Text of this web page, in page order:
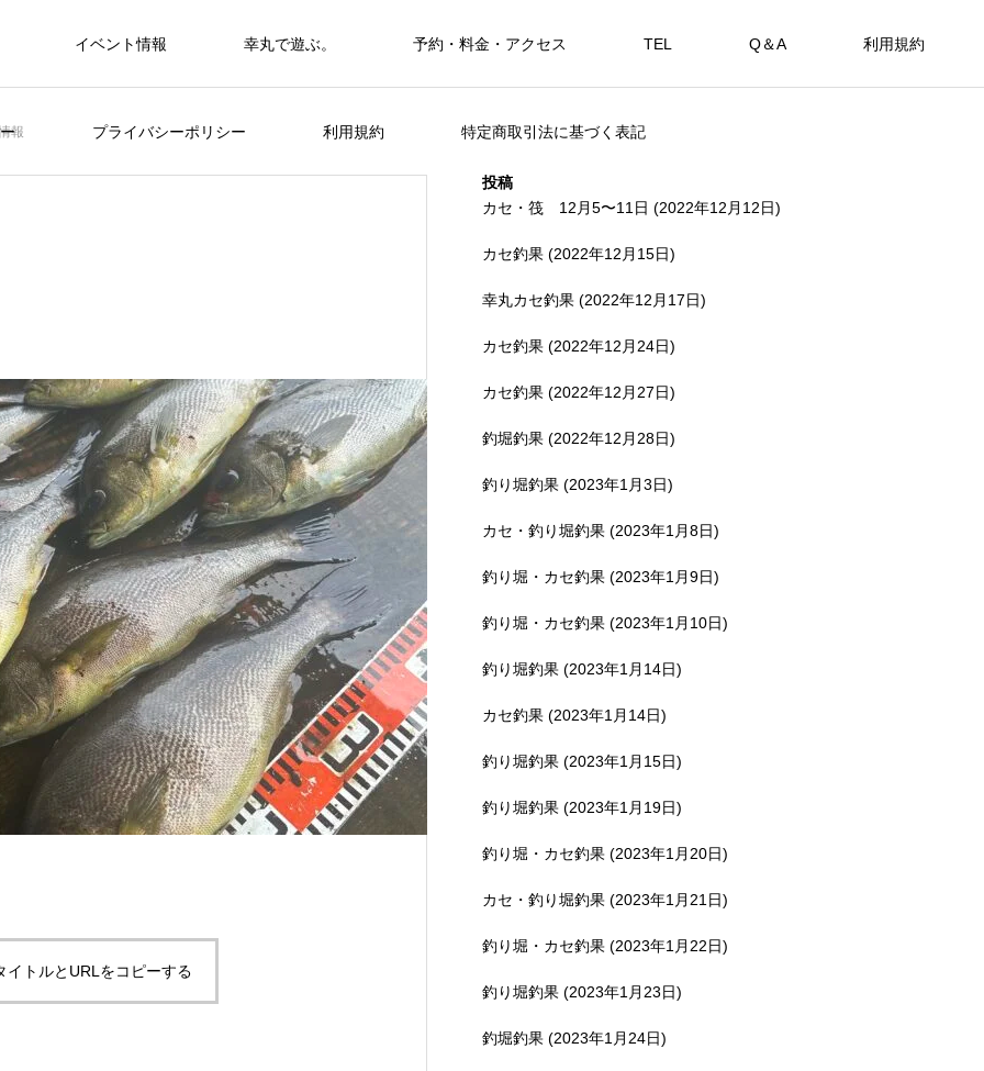
イベント情報 幸丸で遊ぶ。 予約・料金・アクセス TEL Q＆A 利用規約
プライバシーポリシー 利用規約 特定商取引法に基づく表記
筏・カセ
山に囲まれた浦ノ内湾 大自然の中釣り
に没頭できます。
SHOP
黒鯛を狙おう！
報
イトルとURLをコピーする
投稿
カセ・筏 12月5〜11日 (2022年12月12日)
カセ釣果 (2022年12月15日)
幸丸カセ釣果 (2022年12月17日)
カセ釣果 (2022年12月24日)
カセ釣果 (2022年12月27日)
釣堀釣果 (2022年12月28日)
釣り堀釣果 (2023年1月3日)
カセ・釣り堀釣果 (2023年1月8日)
釣り堀・カセ釣果 (2023年1月9日)
釣り堀・カセ釣果 (2023年1月10日)
釣り堀釣果 (2023年1月14日)
カセ釣果 (2023年1月14日)
釣り堀釣果 (2023年1月15日)
釣り堀釣果 (2023年1月19日)
釣り堀・カセ釣果 (2023年1月20日)
カセ・釣り堀釣果 (2023年1月21日)
釣り堀・カセ釣果 (2023年1月22日)
釣り堀釣果 (2023年1月23日)
釣堀釣果 (2023年1月24日)